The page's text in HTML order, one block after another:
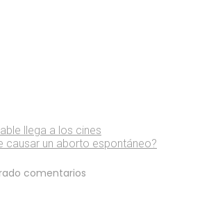
llega a los cines
causar un aborto espontáneo?
comentarios